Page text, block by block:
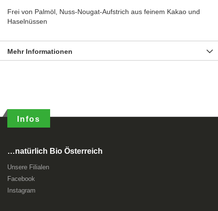
Frei von Palmöl, Nuss-Nougat-Aufstrich aus feinem Kakao und
Haselnüssen
Mehr Informationen
Infos
…natürlich Bio Österreich
Unsere Filialen
Facebook
Instagram